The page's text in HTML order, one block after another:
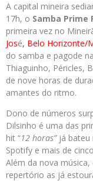
A capital mineira
17h, o Samba Prime
primeira vez no
José, Belo Horizonte/
do samba e pagode
Thiaguinho, Péricles,
de nove horas de
amantes do ritmo.
Dono de números
Dilsinho é uma das
hit “12 horas”já bateu
Spotify e mais de
Além da nova
repertório as já